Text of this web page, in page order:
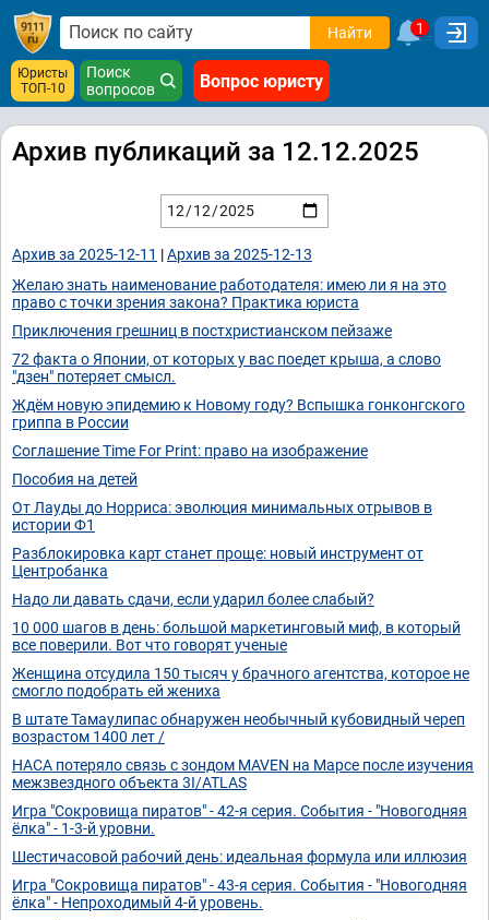
Найти 1
Юристы
ТОП-10
Поиск
вопросов
Вопрос юристу
Архив публикаций за 12.12.2025
Архив за 2025-12-11 |Архив за 2025-12-13
Желаю знать наименование работодателя: имею ли я на это
право с точки зрения закона? Практика юриста
Приключения грешниц в постхристианском пейзаже
72 факта о Японии, от которых у вас поедет крыша, а слово
"дзен" потеряет смысл.
Ждём новую эпидемию к Новому году? Вспышка гонконгского
гриппа в России
Соглашение Time For Print: право на изображение
Пособия на детей
От Лауды до Норриса: эволюция минимальных отрывов в
истории Ф1
Разблокировка карт станет проще: новый инструмент от
Центробанка
Надо ли давать сдачи, если ударил более слабый?
10 000 шагов в день: большой маркетинговый миф, в который
все поверили. Вот что говорят ученые
Женщина отсудила 150 тысяч у брачного агентства, которое не
смогло подобрать ей жениха
В штате Тамаулипас ​​обнаружен необычный кубовидный череп
возрастом 1400 лет /
НАСА потеряло связь с зондом MAVEN на Марсе после изучения
межзвездного объекта 3I/ATLAS
Игра "Сокровища пиратов" - 42-я серия. События - "Новогодняя
ёлка" - 1-3-й уровни.
Шестичасовой рабочий день: идеальная формула или иллюзия
Игра "Сокровища пиратов" - 43-я серия. События - "Новогодняя
ёлка" - Непроходимый 4-й уровень.